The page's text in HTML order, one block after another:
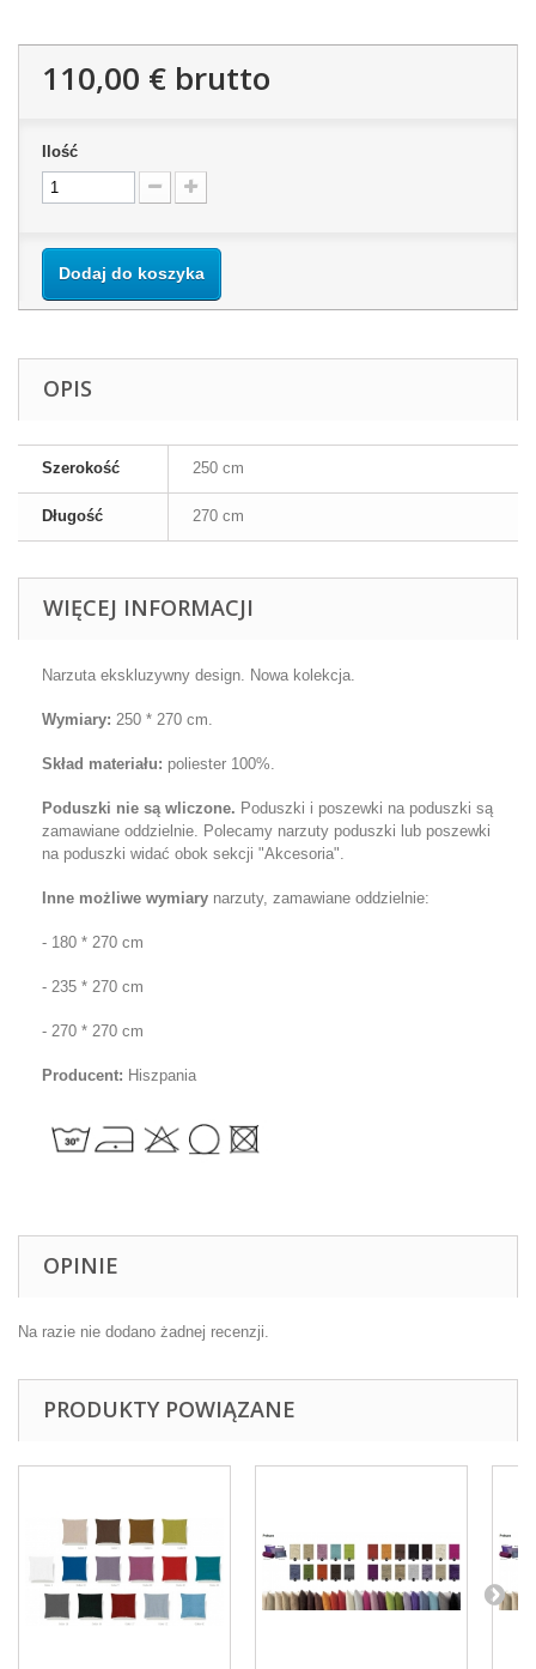
110,00 € brutto
Ilość
Dodaj do koszyka
OPIS
Szerokość 250 cm
Długość 270 cm
WIĘCEJ INFORMACJI
Narzuta ekskluzywny design. Nowa kolekcja.
Wymiary: 250 * 270 cm.
Skład materiału: poliester 100%.
Poduszki nie są wliczone. Poduszki i poszewki na poduszki są
zamawiane oddzielnie. Polecamy narzuty poduszki lub poszewki
na poduszki widać obok sekcji "Akcesoria".
Inne możliwe wymiary narzuty, zamawiane oddzielnie:
- 180 * 270 cm
- 235 * 270 cm
- 270 * 270 cm
Producent: Hiszpania
OPINIE
Na razie nie dodano żadnej recenzji.
PRODUKTY POWIĄZANE